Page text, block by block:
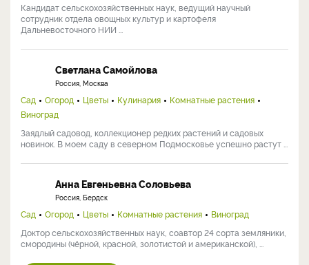
Кандидат сельскохозяйственных наук, ведущий научный
сотрудник отдела овощных культур и картофеля
Дальневосточного НИИ ...
Светлана Самойлова
Россия, Москва
Сад Огород Цветы Кулинария
Комнатные растения
Виноград
Заядлый садовод, коллекционер редких растений и садовых
новинок. В моем саду в северном Подмосковье успешно растут ...
Анна Евгеньевна Соловьева
Россия, Бердск
Сад Огород Цветы Комнатные растения
Виноград
Доктор сельскохозяйственных наук, соавтор 24 сорта земляники,
смородины (чёрной, красной, золотистой и американской), ...